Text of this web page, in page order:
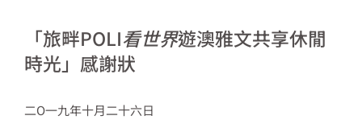
「旅畔POLI看世界遊澳雅文共享休閒
時光」感謝狀
二O一九年十月二十六日